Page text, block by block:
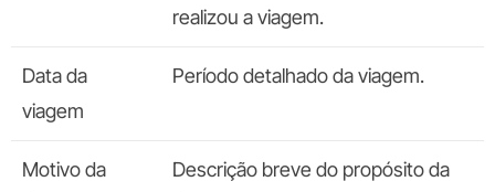
realizou a viagem.
Data da
viagem
Período detalhado da viagem.
Motivo da
Descrição breve do propósito da